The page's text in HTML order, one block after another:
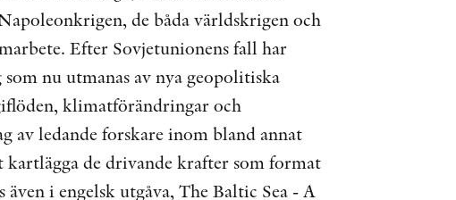
de båda världskrigen och
Efter Sovjetunionens fall har
nu utmanas av nya geopolitiska
klimatförändringar och
av ledande forskare inom bland annat
de drivande krafter som format
i engelsk utgåva, The Baltic Sea - A